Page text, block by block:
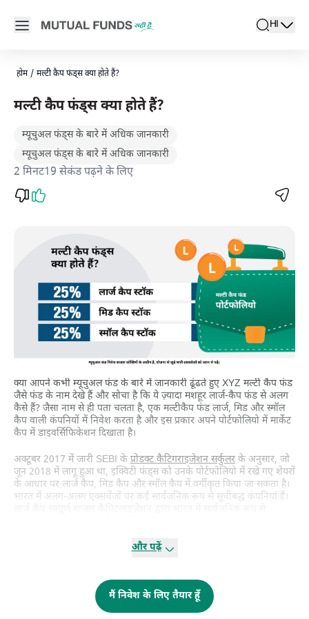
Open main menu
search
Locale
HI
active
होम / मल्टी कैप फंड्स क्या होते हैं?
मल्टी कैप फंड्स क्या होते हैं?
म्यूचुअल फंड्स के बारे में अधिक जानकारी
म्यूचुअल फंड्स के बारे में अधिक जानकारी
2 मिनट19 सेकंड पढ़ने के लिए
क्या आपने कभी म्यूचुअल फंड के बारे में जानकारी ढूंढते हुए XYZ मल्टी कैप फंड
जैसे फंड के नाम देखे हैं और सोचा है कि ये ज़्यादा मशहूर लार्ज-कैप फंड से अलग
कैसे हैं? जैसा नाम से ही पता चलता है, एक मल्टीकैप फंड लार्ज, मिड और स्मॉल
कैप वाली कंपनियों में निवेश करता है और इस प्रकार अपने पोर्टफोलियो में मार्केट
कैप में डाइवर्सिफिकेशन दिखाता है।
अक्टूबर 2017 में जारी SEBI के प्रोडक्ट कैटिगराइजेशन सर्कुलर के अनुसार, जो
जून 2018 में लागू हुआ था, इक्विटी फंड्स को उनके पोर्टफोलियो में रखे गए शेयरों
के आधार पर लार्ज कैप, मिड कैप और स्मॉल कैप में वर्गीकृत किया जा सकता है।
भारत में अलग-अलग एक्सचेंजों पर कई सार्वजनिक रूप से सूचीबद्ध कंपनियां हैं।
कैप सम्पूर्ण बाजार कैपिटलाइज़ेशन में 101 वीं से 250 वीं कंपनी को दर्शाता है,
लार्ज कैप फंड्स उन लार्ज कैप कंपनियों में निवेश करते हैं जिनकी विकास क्षमता
अनुमानित और स्थिर है जबकि स्मॉल कैप फंड उन स्मॉल कैप कंपनियों में निवेश
और पढ़ें
मैं निवेश के लिए तैयार हूँ